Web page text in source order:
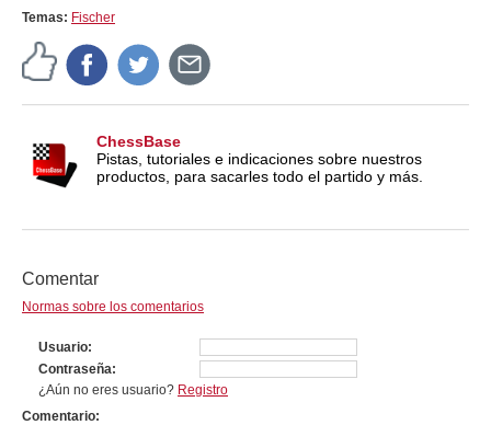
Temas: Fischer
ChessBase
Pistas, tutoriales e indicaciones sobre nuestros
productos, para sacarles todo el partido y más.
Comentar
Normas sobre los comentarios
Usuario
Contraseña
¿Aún no eres usuario? Registro
Comentario